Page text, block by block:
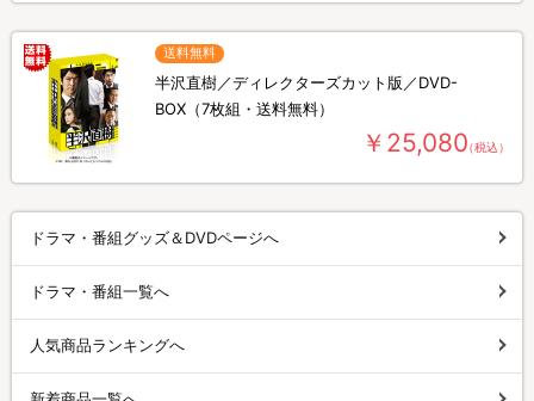
送料無料
半沢直樹／ディレクターズカット版／DVD-
BOX（7枚組・送料無料）
￥25,080（税込）
ドラマ・番組グッズ＆DVDページへ
ドラマ・番組一覧へ
人気商品ランキングへ